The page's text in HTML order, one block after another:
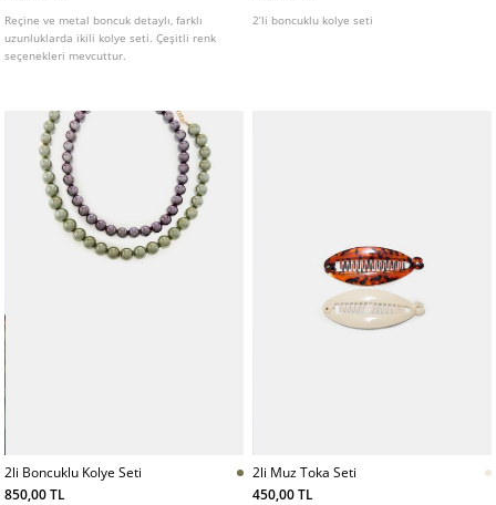
Reçine ve metal boncuk detaylı, farklı
uzunluklarda ikili kolye seti. Çeşitli renk
seçenekleri mevcuttur.
2’li boncuklu kolye seti
2li Boncuklu Kolye Seti
850,00 TL
2li Muz Toka Seti
450,00 TL